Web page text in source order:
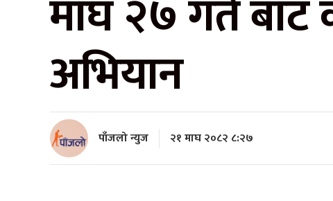
माघ २७ गते
अभियान
पाँजलो न्युज २१ माघ २०८२ ८:२७